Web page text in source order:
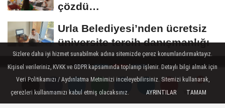
Yorumlar
Yorumlar
çözdü…
Urla Belediyesi’nden ücretsiz
üniversite tercih danışmanlığı
Hakkımızda Künye Çerez Politikası Gizlilik İlkeleri
Sizlere daha iyi hizmet sunabilmek adına sitemizde çerez konumlandırmaktayız.
Kişisel verileriniz, KVKK ve GDPR kapsamında toplanıp işlenir. Detaylı bilgi almak için
Veri Politikamızı / Aydınlatma Metnimizi inceleyebilirsiniz. Sitemizi kullanarak,
çerezleri kullanmamızı kabul etmiş olacaksınız.
AYRINTILAR TAMAM